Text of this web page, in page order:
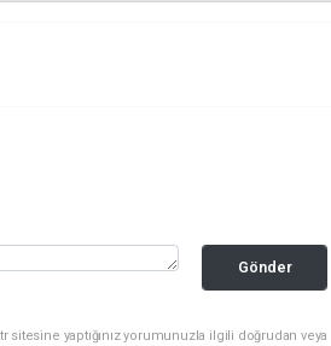
Gönder
yaptığınız yorumunuzla ilgili doğrudan veya